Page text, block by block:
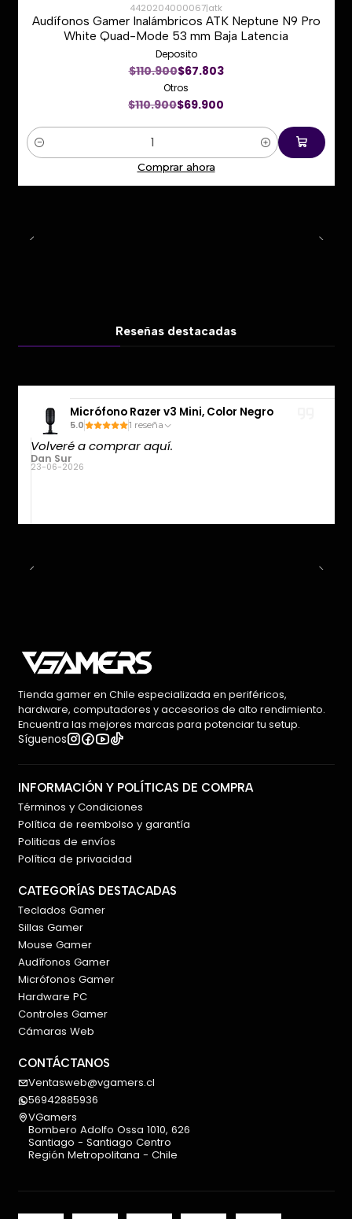
-37%
4420204000067|atk
Audífonos Gamer Inalámbricos ATK Neptune N9 Pro
White Quad-Mode 53 mm Baja Latencia
Deposito
$110.900$67.803
Otros
$110.900$69.900
Cantidad
Comprar ahora
Reseñas destacadas
Micrófono Razer v3 Mini, Color Negro
5.0 1 reseña
Volveré a comprar aquí.
Dan Sur
23-06-2026
Tienda gamer en Chile especializada en periféricos,
hardware, computadores y accesorios de alto rendimiento.
Encuentra las mejores marcas para potenciar tu setup.
Síguenos
INFORMACIÓN Y POLÍTICAS DE COMPRA
Términos y Condiciones
Política de reembolso y garantía
Politicas de envíos
Política de privacidad
CATEGORÍAS DESTACADAS
Teclados Gamer
Sillas Gamer
Mouse Gamer
Audífonos Gamer
Micrófonos Gamer
Hardware PC
Controles Gamer
Cámaras Web
CONTÁCTANOS
Ventasweb@vgamers.cl
56942885936
VGamers
Bombero Adolfo Ossa 1010, 626
Santiago - Santiago Centro
Región Metropolitana - Chile